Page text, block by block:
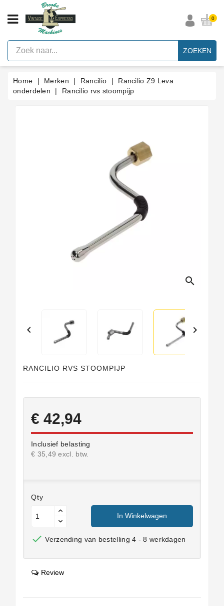
CATEGORIE
Vintage
Espresso
Machines
E61
Espresso
0
ZOEKEN
Home Merken Rancilio
Rancilio Z9 Leva
onderdelen
Rancilio rvs stoompijp
search
 
RANCILIO RVS STOOMPIJP
€ 42,94
Inclusief belasting
€ 35,49 excl. btw.
Qty
In Winkelwagen
 Verzending van bestelling 4 - 8 werkdagen
Review